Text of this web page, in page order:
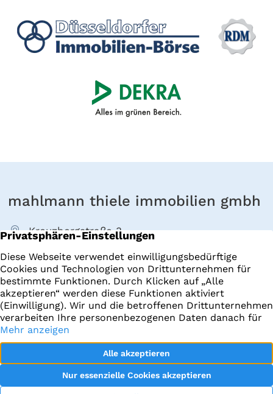
mahlmann thiele immobilien gmbh
Kreuzbergstraße 3
40489 Düsseldorf
+49 211 4022000
E-Mail senden
Immobilien
Startseite Datenschutz
Datenraum facebook